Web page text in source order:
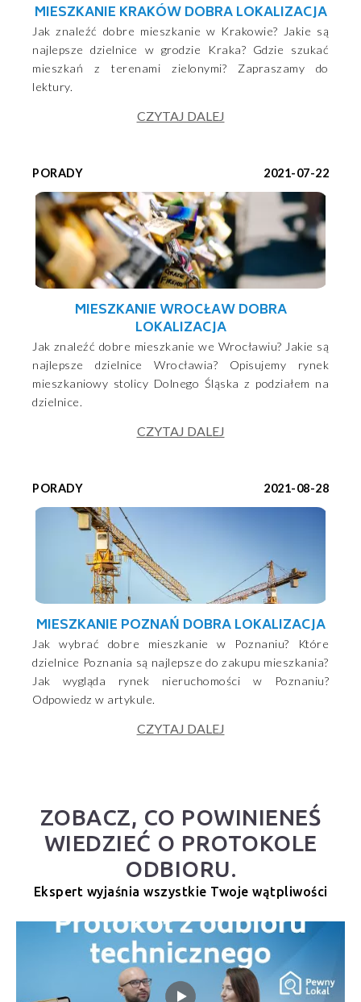
MIESZKANIE KRAKÓW DOBRA LOKALIZACJA
Jak znaleźć dobre mieszkanie w Krakowie? Jakie są
najlepsze dzielnice w grodzie Kraka? Gdzie szukać
mieszkań z terenami zielonymi? Zapraszamy do
lektury.
CZYTAJ DALEJ
PORADY 2021-07-22
MIESZKANIE WROCŁAW DOBRA
LOKALIZACJA
Jak znaleźć dobre mieszkanie we Wrocławiu? Jakie są
najlepsze dzielnice Wrocławia? Opisujemy rynek
mieszkaniowy stolicy Dolnego Śląska z podziałem na
dzielnice.
CZYTAJ DALEJ
PORADY 2021-08-28
MIESZKANIE POZNAŃ DOBRA LOKALIZACJA
Jak wybrać dobre mieszkanie w Poznaniu? Które
dzielnice Poznania są najlepsze do zakupu mieszkania?
Jak wygląda rynek nieruchomości w Poznaniu?
Odpowiedz w artykule.
CZYTAJ DALEJ
ZOBACZ, CO POWINIENEŚ
WIEDZIEĆ O PROTOKOLE
ODBIORU.
Ekspert wyjaśnia wszystkie Twoje wątpliwości